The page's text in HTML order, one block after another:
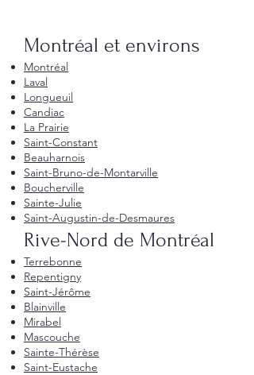
Montréal et environs
Montréal
Laval
Longueuil
Candiac
La Prairie
Saint-Constant
Beauharnois
Saint-Bruno-de-Montarville
Boucherville
Sainte-Julie
Saint-Augustin-de-Desmaures
Rive-Nord de Montréal
Terrebonne
Repentigny
Saint-Jérôme
Blainville
Mirabel
Mascouche
Sainte-Thérèse
Saint-Eustache